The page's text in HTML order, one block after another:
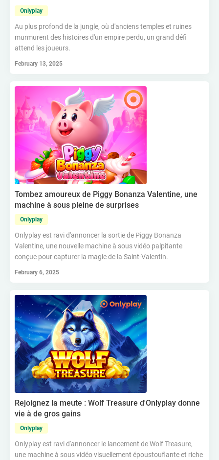
Onlyplay
Au plus profond de la jungle, où d'anciens temples et ruines
murmurent des histoires d'un empire perdu, un grand défi
attend les joueurs.
February 13, 2025
Tombez amoureux de Piggy Bonanza Valentine, une
machine à sous pleine de surprises
Onlyplay
Onlyplay est ravi d'annoncer la sortie de Piggy Bonanza
Valentine, une nouvelle machine à sous vidéo palpitante
conçue pour capturer la magie de la Saint-Valentin.
February 6, 2025
Rejoignez la meute : Wolf Treasure d'Onlyplay donne
vie à de gros gains
Onlyplay
Onlyplay est ravi d'annoncer le lancement de Wolf Treasure,
une machine à sous vidéo visuellement époustouflante et riche